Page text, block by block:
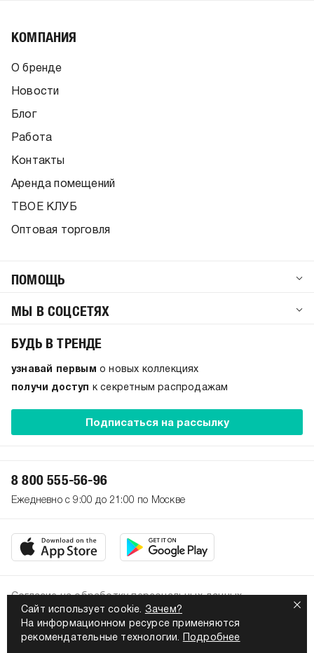
Сайт использует cookie. Зачем?
На информационном ресурсе применяются
рекомендательные технологии.
Подробнее
КОМПАНИЯ
О бренде
Новости
Блог
Работа
Контакты
Аренда помещений
ТВОЕ КЛУБ
Оптовая торговля
ПОМОЩЬ
МЫ В СОЦСЕТЯХ
БУДЬ В ТРЕНДЕ
узнавай первым о новых коллекциях
получи доступ к секретным распродажам
Подписаться на рассылку
8 800 555-56-96
Ежедневно с 9:00 до 21:00 по Москве
2026. Все права защищены
Политика конфиденциальности
Согласие на обработку персональных данных